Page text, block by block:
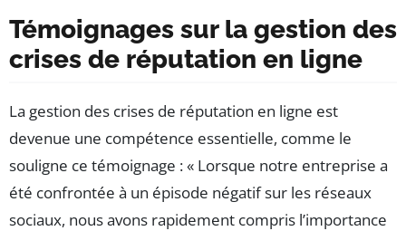
Témoignages sur la gestion des
crises de réputation en ligne
La gestion des crises de réputation en ligne est
devenue une compétence essentielle, comme le
souligne ce témoignage : « Lorsque notre entreprise a
été confrontée à un épisode négatif sur les réseaux
sociaux, nous avons rapidement compris l’importance